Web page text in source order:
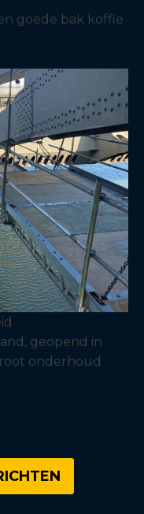
goede bak koffie
geopend in
onderhoud